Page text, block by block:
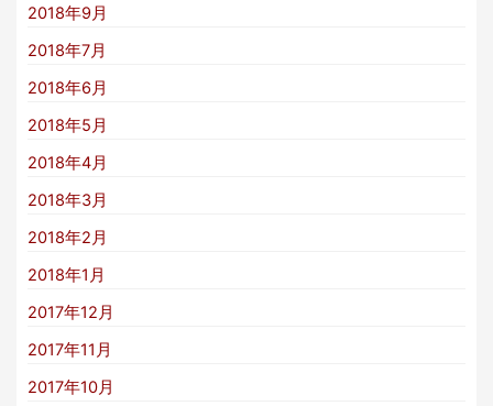
2018年9月
2018年7月
2018年6月
2018年5月
2018年4月
2018年3月
2018年2月
2018年1月
2017年12月
2017年11月
2017年10月